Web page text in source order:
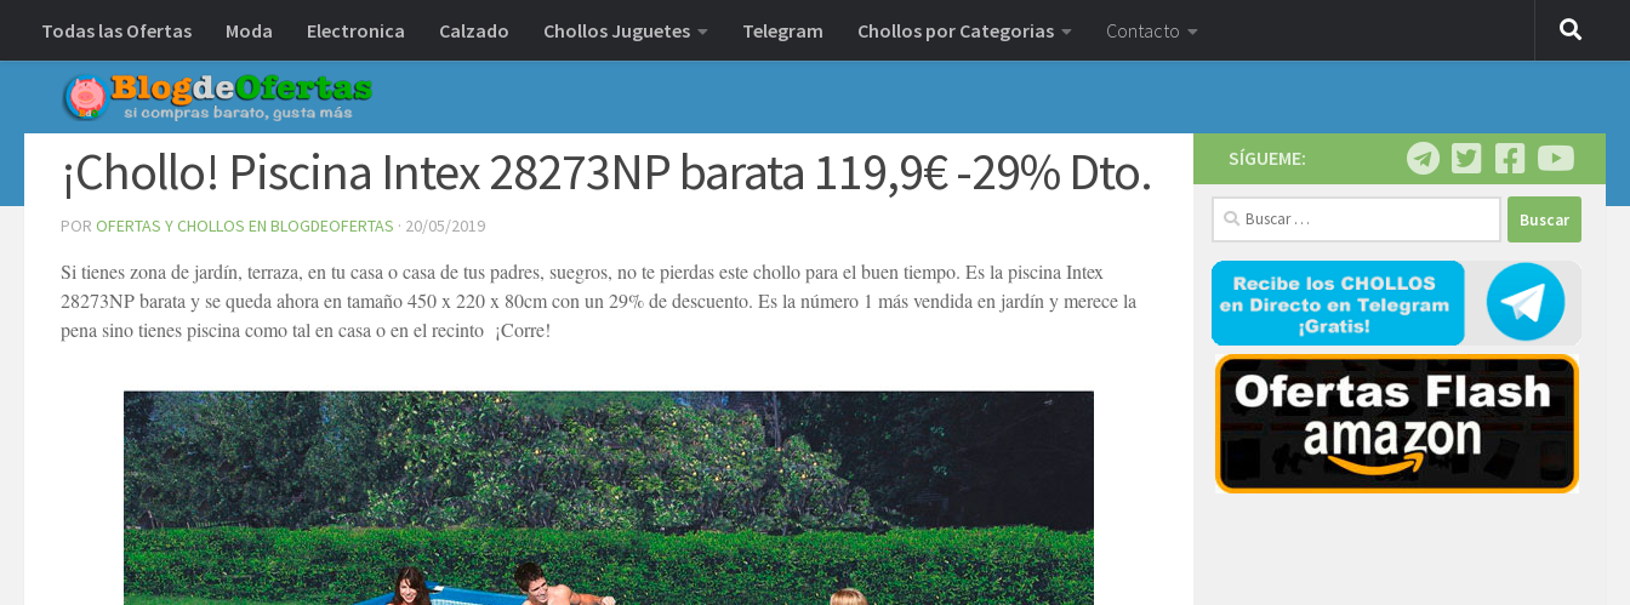
Debajo del contenido
Todas las Ofertas Moda Electronica Calzado Chollos Juguetes Telegram Chollos por Categorias Contacto
¡Chollo! Piscina Intex 28273NP barata 119,9€ -29% Dto.
POR OFERTAS Y CHOLLOS EN BLOGDEOFERTAS · 20/05/2019
Si tienes zona de jardín, terraza, en tu casa o casa de tus padres, suegros, no te pierdas este chollo para el buen tiempo. Es la piscina Intex
28273NP barata y se queda ahora en tamaño 450 x 220 x 80cm con un 29% de descuento. Es la número 1 más vendida en jardín y merece la
pena sino tienes piscina como tal en casa o en el recinto ¡Corre!
SÍGUEME:
Buscar: